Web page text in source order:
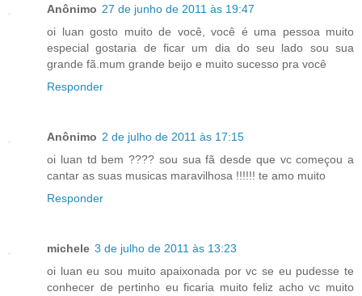
Anônimo 27 de junho de 2011 às 19:47
oi luan gosto muito de você, você é uma pessoa muito
especial gostaria de ficar um dia do seu lado sou sua
grande fã.mum grande beijo e muito sucesso pra você
Responder
Anônimo 2 de julho de 2011 às 17:15
oi luan td bem ???? sou sua fã desde que vc começou a
cantar as suas musicas maravilhosa !!!!!! te amo muito
Responder
michele 3 de julho de 2011 às 13:23
oi luan eu sou muito apaixonada por vc se eu pudesse te
conhecer de pertinho eu ficaria muito feliz acho vc muito